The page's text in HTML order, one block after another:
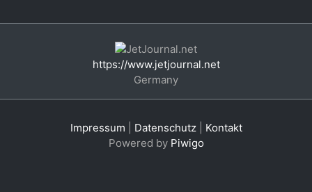
https://www.jetjournal.net
Germany
Impressum Datenschutz| Kontakt
Powered by Piwigo